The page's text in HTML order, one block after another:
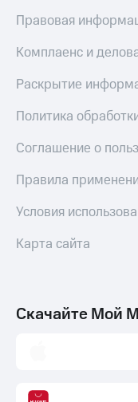
Правовая
Комплаенс и
Раскрытие
Политика
Соглашение о
Правила
Условия
Карта сайта
Скачайте Мой